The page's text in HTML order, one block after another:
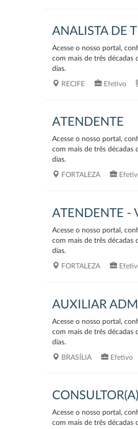
ANALISTA DE
Acesse o nosso portal,
com mais de três décadas
dias.
RECIFE Efetivo
ATENDENTE
Acesse o nosso portal,
com mais de três décadas
dias.
FORTALEZA
ATENDENTE -
Acesse o nosso portal,
com mais de três décadas
dias.
FORTALEZA
AUXILIAR
Acesse o nosso portal,
com mais de três décadas
dias.
BRASÍLIA Efetivo
Acesse o nosso portal,
com mais de três décadas